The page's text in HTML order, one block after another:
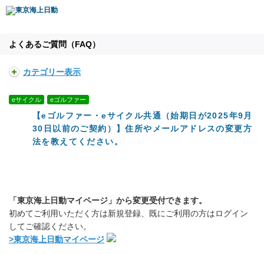
よくあるご質問（FAQ）
カテゴリー表示
eサイクル eゴルファー
【eゴルファー・eサイクル共通（始期日が2025年9月
30日以前のご契約）】住所やメールアドレスの変更方
法を教えてください。
「東京海上日動マイページ」から変更受付できます。
初めてご利用いただく方は新規登録、既にご利用の方はログイン
してご確認ください。
>東京海上日動マイページ